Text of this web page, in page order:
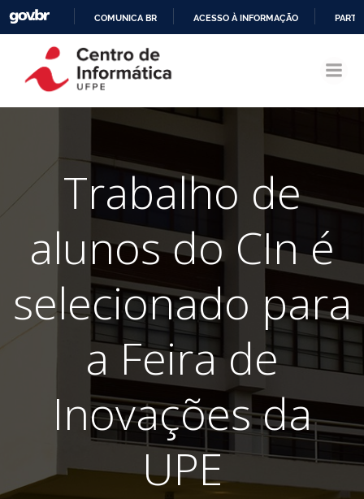
CONTEÚDO
COMUNICA BR ACESSO À INFORMAÇÃO
Trabalho de
alunos do CIn é
selecionado para
a Feira de
Inovações da
UPE